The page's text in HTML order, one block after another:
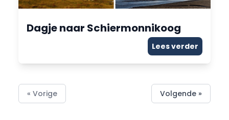
Dagje naar Schiermonnikoog
Lees verder
« Vorige Volgende »